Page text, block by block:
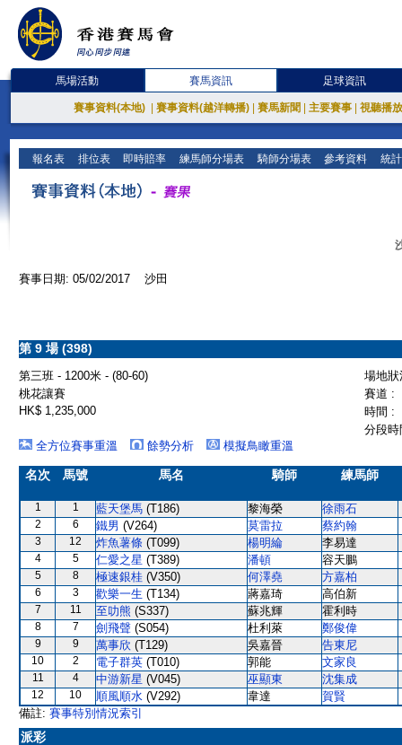
馬場活動 賽馬資訊 足球資訊
賽事資料(本地) 賽事資料(越洋轉播) 賽馬新聞 主要賽事 視聽播
報名表 排位表 即時賠率 練馬師分場表 騎師分場表 參考資料 統
賽事日期: 05/02/2017 沙田
第 9 場 (398)
第三班 - 1200米 - (80-60)
場地
桃花讓賽
賽道 :
HK$ 1,235,000
時間 :
分段
全方位賽事重溫
餘勢分析 模擬鳥瞰重溫
名次 馬號 馬名 騎師 練馬師
1 1 藍天堡馬 (T186) 黎海榮 徐雨石
2 6 鐵男 (V264) 莫雷拉 蔡約翰
3 12 炸魚薯條 (T099) 楊明綸 李易達
4 5 仁愛之星 (T389) 潘頓 容天鵬
5 8 極速銀桂 (V350) 何澤堯 方嘉柏
6 3 歡樂一生 (T134) 蔣嘉琦 高伯新
7 11 至叻熊 (S337) 蘇兆輝 霍利時
8 7 劍飛聲 (S054) 杜利萊 鄭俊偉
9 9 萬事欣 (T129) 吳嘉晉 告東尼
10 2 電子群英 (T010) 郭能 文家良
11 4 中游新星 (V045) 巫顯東 沈集成
12 10 順風順水 (V292) 韋達
賀賢
備註: 賽事特別情況索引
派彩